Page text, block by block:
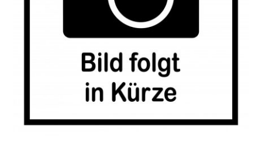
Widerrufsbelehrung